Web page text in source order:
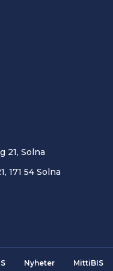
21, Solna
171 54 Solna
Nyheter MittiBIS